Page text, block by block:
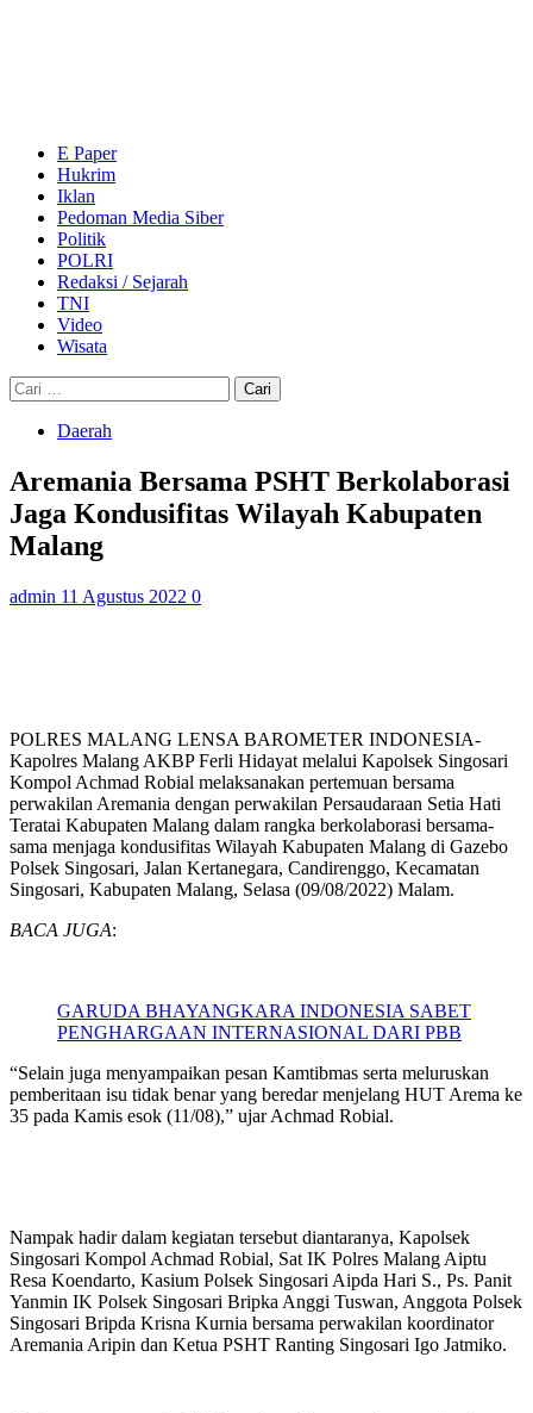
E Paper
Hukrim
Iklan
Pedoman Media Siber
Politik
POLRI
Redaksi / Sejarah
TNI
Video
Wisata
Cari
untuk:
Daerah
Aremania Bersama PSHT Berkolaborasi
Jaga Kondusifitas Wilayah Kabupaten
Malang
admin 11 Agustus 2022 0
POLRES MALANG LENSA BAROMETER INDONESIA-
Kapolres Malang AKBP Ferli Hidayat melalui Kapolsek Singosari
Kompol Achmad Robial melaksanakan pertemuan bersama
perwakilan Aremania dengan perwakilan Persaudaraan Setia Hati
Teratai Kabupaten Malang dalam rangka berkolaborasi bersama-
sama menjaga kondusifitas Wilayah Kabupaten Malang di Gazebo
Polsek Singosari, Jalan Kertanegara, Candirenggo, Kecamatan
Singosari, Kabupaten Malang, Selasa (09/08/2022) Malam.
BACA JUGA:
GARUDA BHAYANGKARA INDONESIA SABET
PENGHARGAAN INTERNASIONAL DARI PBB
“Selain juga menyampaikan pesan Kamtibmas serta meluruskan
pemberitaan isu tidak benar yang beredar menjelang HUT Arema ke
35 pada Kamis esok (11/08),” ujar Achmad Robial.
Nampak hadir dalam kegiatan tersebut diantaranya, Kapolsek
Singosari Kompol Achmad Robial, Sat IK Polres Malang Aiptu
Resa Koendarto, Kasium Polsek Singosari Aipda Hari S., Ps. Panit
Yanmin IK Polsek Singosari Bripka Anggi Tuswan, Anggota Polsek
Singosari Bripda Krisna Kurnia bersama perwakilan koordinator
Aremania Aripin dan Ketua PSHT Ranting Singosari Igo Jatmiko.